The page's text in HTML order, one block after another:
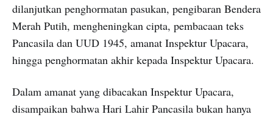
dilanjutkan penghormatan pasukan, pengibaran Bendera
Merah Putih, mengheningkan cipta, pembacaan teks
Pancasila dan UUD 1945, amanat Inspektur Upacara,
hingga penghormatan akhir kepada Inspektur Upacara.
Dalam amanat yang dibacakan Inspektur Upacara,
disampaikan bahwa Hari Lahir Pancasila bukan hanya